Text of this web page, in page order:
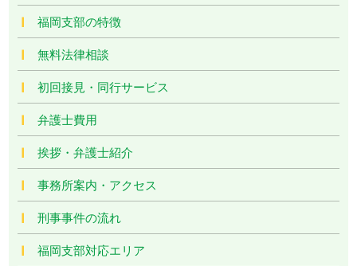
福岡支部の特徴
無料法律相談
初回接見・同行サービス
弁護士費用
挨拶・弁護士紹介
事務所案内・アクセス
刑事事件の流れ
福岡支部対応エリア